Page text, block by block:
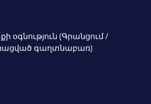
օգնություն (Գրանցում /
գաղտնաբառ)